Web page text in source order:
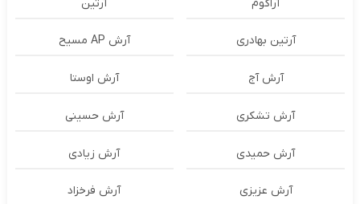
آراکوم آرتین
آرتین بهادری آرش AP مسیح
آرش آج آرش اوستا
آرش تشکری آرش حسینی
آرش حمیدی آرش زیادی
آرش عزیزی آرش فرخزاد